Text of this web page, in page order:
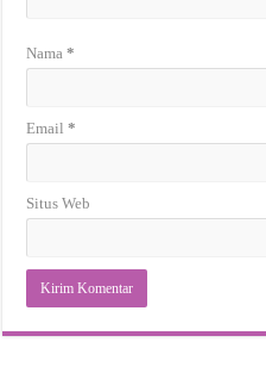
Nama*
Email*
Situs Web